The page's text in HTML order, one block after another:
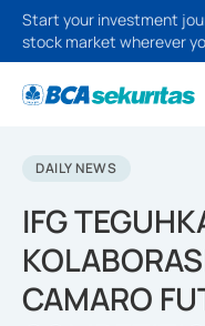
Start your investment
stock market wherever
DAILY NEWS
IFG
CAMARO